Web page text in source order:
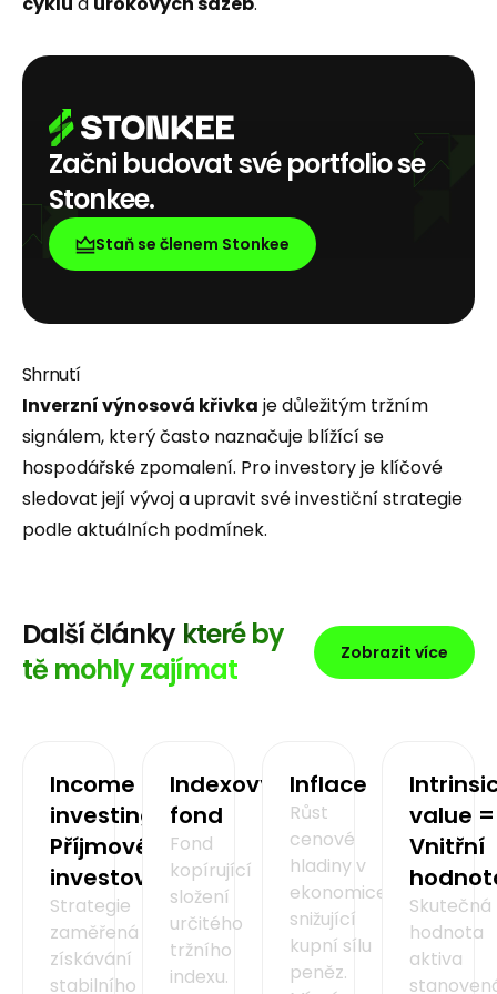
Začni budovat své portfolio se
Stonkee.
Staň se členem Stonkee
Shrnutí
Inverzní výnosová křivka je důležitým tržním
signálem, který často naznačuje blížící se
hospodářské zpomalení. Pro investory je klíčové
sledovat její vývoj a upravit své investiční strategie
podle aktuálních podmínek.
Další články které by
tě mohly zajímat
Zobrazit více
Income
investing =
Příjmové
investování
Strategie
zaměřená na
získávání
stabilního
Indexový
fond
Fond
kopírující
složení
určitého
tržního
indexu.
Inflace
Růst
cenové
hladiny v
ekonomice,
snižující
kupní sílu
peněz.
value =
Vnitřní
Skutečná
hodnota
aktiva